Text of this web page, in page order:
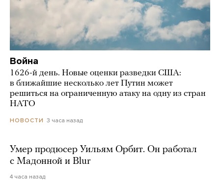
Война
1626-й день. Новые оценки разведки США:
в ближайшие несколько лет Путин может
решиться на ограниченную атаку на одну из стран
НАТО
НОВОСТИ 3 часа назад
Умер продюсер Уильям Орбит. Он работал
с Мадонной и Blur
4 часа назад